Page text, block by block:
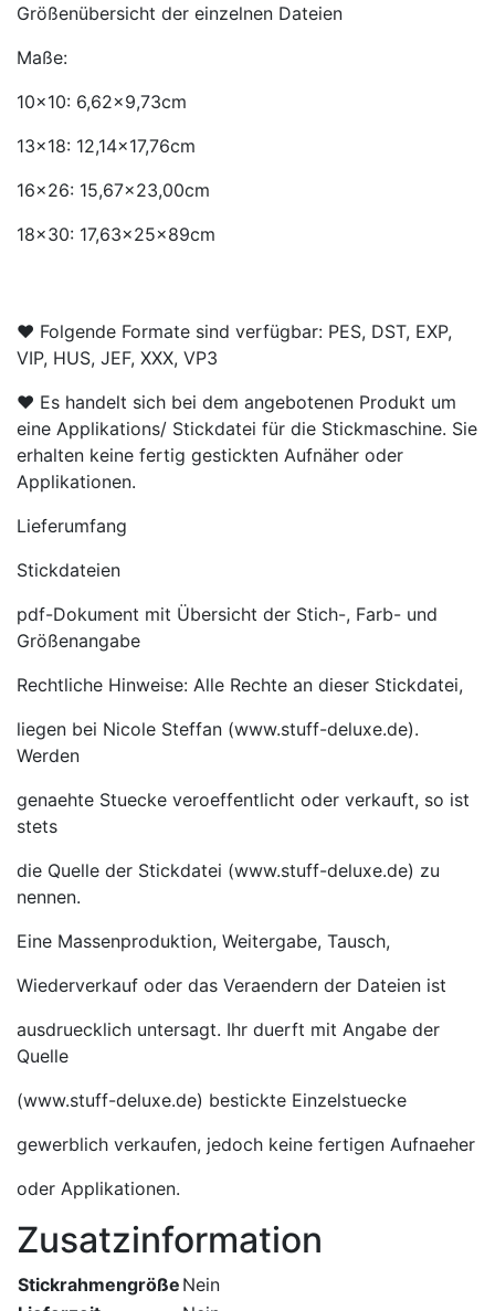
Größenübersicht der einzelnen Dateien
Maße:
10x10: 6,62x9,73cm
13x18: 12,14x17,76cm
16x26: 15,67x23,00cm
18x30: 17,63x25x89cm
♥ Folgende Formate sind verfügbar: PES, DST, EXP,
VIP, HUS, JEF, XXX, VP3
♥ Es handelt sich bei dem angebotenen Produkt um
eine Applikations/ Stickdatei für die Stickmaschine. Sie
erhalten keine fertig gestickten Aufnäher oder
Applikationen.
Lieferumfang
Stickdateien
pdf-Dokument mit Übersicht der Stich-, Farb- und
Größenangabe
Rechtliche Hinweise: Alle Rechte an dieser Stickdatei,
liegen bei Nicole Steffan (www.stuff-deluxe.de).
Werden
genaehte Stuecke veroeffentlicht oder verkauft, so ist
stets
die Quelle der Stickdatei (www.stuff-deluxe.de) zu
nennen.
Eine Massenproduktion, Weitergabe, Tausch,
Wiederverkauf oder das Veraendern der Dateien ist
ausdruecklich untersagt. Ihr duerft mit Angabe der
Quelle
(www.stuff-deluxe.de) bestickte Einzelstuecke
gewerblich verkaufen, jedoch keine fertigen Aufnaeher
oder Applikationen.
Zusatzinformation
Stickrahmengröße Nein